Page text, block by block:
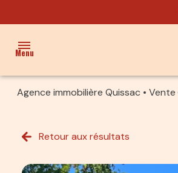
Menu
VENTES
PROPRIÉTÉ/CHARME
Agence immobilière Quissac Vente
Retour aux résultats